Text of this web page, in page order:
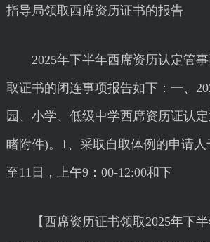
指导局领取西席资历证书的报告
2025年下半年西席资历认定管事
取证书的闭连事项报告如下：一、
园、小学、低级中学西席资历证认
睹附件)。1、采取自取体例的申请人
至11日，上午9：00-12:00和下
【西席资历证书领取2025年下半